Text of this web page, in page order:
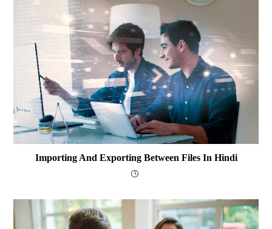
Importing And Exporting Between Files In Hindi